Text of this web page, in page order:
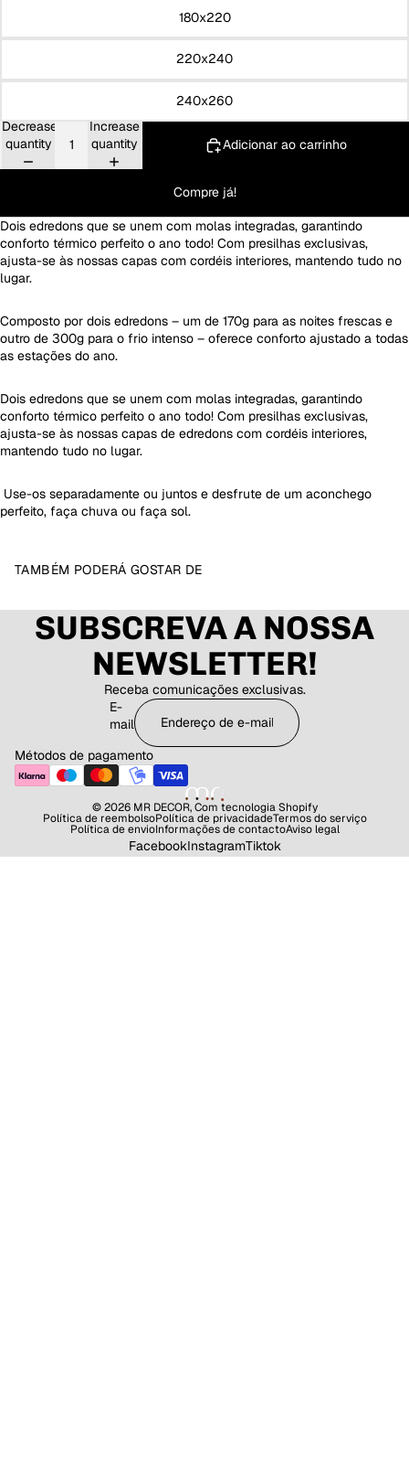
180x220
220x240
240x260
Decrease
quantity
Increase
quantity
Adicionar ao carrinho
Compre já!
Dois edredons que se unem com molas integradas, garantindo
conforto térmico perfeito o ano todo! Com presilhas exclusivas,
ajusta-se às nossas capas com cordéis interiores, mantendo tudo no
lugar.
Composto por dois edredons – um de 170g para as noites frescas e
outro de 300g para o frio intenso – oferece conforto ajustado a todas
as estações do ano.
Dois edredons que se unem com molas integradas, garantindo
conforto térmico perfeito o ano todo! Com presilhas exclusivas,
ajusta-se às nossas capas de edredons com cordéis interiores,
mantendo tudo no lugar.
Use-os separadamente ou juntos e desfrute de um aconchego
perfeito, faça chuva ou faça sol.
TAMBÉM PODERÁ GOSTAR DE
SUBSCREVA A NOSSA
NEWSLETTER!
Receba comunicações exclusivas.
E-
mail
Métodos de pagamento
© 2026 MR DECOR,Com tecnologia Shopify
Política de reembolsoPolítica de privacidadeTermos do serviço
Política de envioInformações de contactoAviso legal
FacebookInstagramTiktok